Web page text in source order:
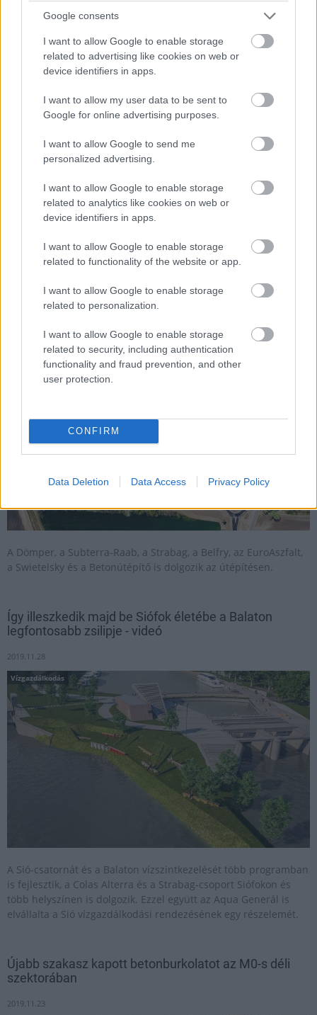
Google consents
I want to allow Google to enable storage
related to advertising like cookies on web or
device identifiers in apps.
I want to allow my user data to be sent to
Google for online advertising purposes.
I want to allow Google to send me
personalized advertising.
I want to allow Google to enable storage
related to analytics like cookies on web or
device identifiers in apps.
I want to allow Google to enable storage
related to functionality of the website or app.
I want to allow Google to enable storage
related to personalization.
I want to allow Google to enable storage
related to security, including authentication
functionality and fraud prevention, and other
user protection.
CONFIRM
Data Deletion Data Access Privacy Policy
2019.09.19
Iparági hírek
rendezvény által támogatott utánpótlás klubban többek közt
kétszeres ifjúsági világbajnok olimpikon is nevelkedett.
Újabb látványos haladás az M85-ös munkálatain
2019.11.29
A Dömper, a Subterra-Raab, a Strabag, a Belfry, az EuroAszfalt,
a Swietelsky és a Betonútépítő is dolgozik az útépítésen.
Így illeszkedik majd be Siófok életébe a Balaton
legfontosabb zsilipje - videó
2019.11.28
Vízgazdálkodás
A Sió-csatornát és a Balaton vízszintkezelését több programban
is fejlesztik, a Colas Alterra és a Strabag-csoport Siófokon és
több helyszínen is dolgozik. Ezzel együtt az Aqua Generál is
elvállalta a Sió vízgazdálkodási rendezésének egy részelemét.
Újabb szakasz kapott betonburkolatot az M0-s déli
szektorában
2019.11.23